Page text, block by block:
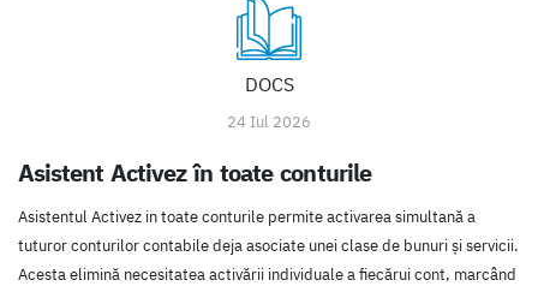
DOCS
24 Iul 2026
Asistent Activez în toate conturile
Asistentul Activez in toate conturile permite activarea simultană a
tuturor conturilor contabile deja asociate unei clase de bunuri și servicii.
Acesta elimină necesitatea activării individuale a fiecărui cont, marcând